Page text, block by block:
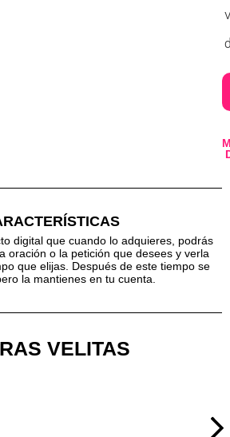
digital que cuando lo adquieres, podrás
oración o la petición que desees y verla
que elijas. Después de este tiempo se
la mantienes en tu cuenta.
VELITAS